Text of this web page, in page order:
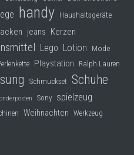
handy Haushaltsgeräte
jeans Kerzen
Lego Lotion Mode
Playstation Ralph Lauren
Schmuckset Schuhe
Sony spielzeug
Weihnachten Werkzeug